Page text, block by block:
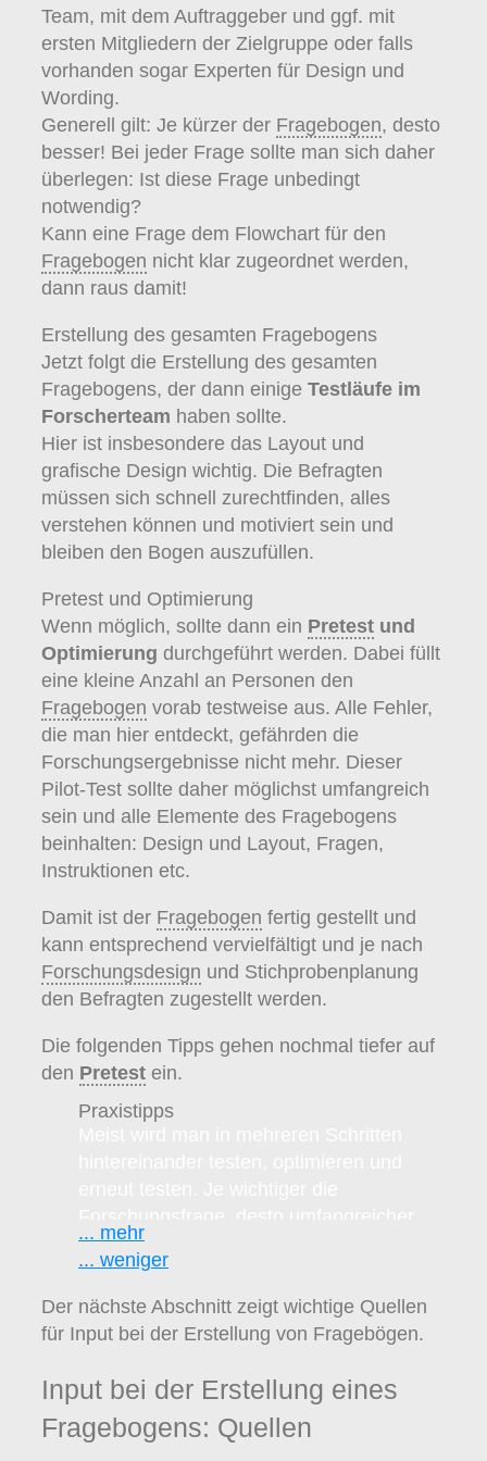
Team, mit dem Auftraggeber und ggf. mit
ersten Mitgliedern der Zielgruppe oder falls
vorhanden sogar Experten für Design und
Wording.
Generell gilt: Je kürzer der Fragebogen, desto
besser! Bei jeder Frage sollte man sich daher
überlegen: Ist diese Frage unbedingt
notwendig?
Kann eine Frage dem Flowchart für den
Fragebogen nicht klar zugeordnet werden,
dann raus damit!
Erstellung des gesamten Fragebogens
Jetzt folgt die Erstellung des gesamten
Fragebogens, der dann einige Testläufe im
Forscherteam haben sollte.
Hier ist insbesondere das Layout und
grafische Design wichtig. Die Befragten
müssen sich schnell zurechtfinden, alles
verstehen können und motiviert sein und
bleiben den Bogen auszufüllen.
Pretest und Optimierung
Wenn möglich, sollte dann ein Pretest und
Optimierung durchgeführt werden. Dabei füllt
eine kleine Anzahl an Personen den
Fragebogen vorab testweise aus. Alle Fehler,
die man hier entdeckt, gefährden die
Forschungsergebnisse nicht mehr. Dieser
Pilot-Test sollte daher möglichst umfangreich
sein und alle Elemente des Fragebogens
beinhalten: Design und Layout, Fragen,
Instruktionen etc.
Damit ist der Fragebogen fertig gestellt und
kann entsprechend vervielfältigt und je nach
Forschungsdesign und Stichprobenplanung
den Befragten zugestellt werden.
Die folgenden Tipps gehen nochmal tiefer auf
den Pretest ein.
Praxistipps
wird der
Personen, die aus der Zielgruppe
stammen (repräsentativ sind) vielleicht
sogar im unteren Spektrum des geistigen
liegen – ähnlich gibt es bei der
Softwareoptimierung den DAU als Begriff,
den dümmsten anzunehmenden User.
... mehr
... weniger
Der nächste Abschnitt zeigt wichtige Quellen
für Input bei der Erstellung von Fragebögen.
Input bei der Erstellung eines
Fragebogens: Quellen